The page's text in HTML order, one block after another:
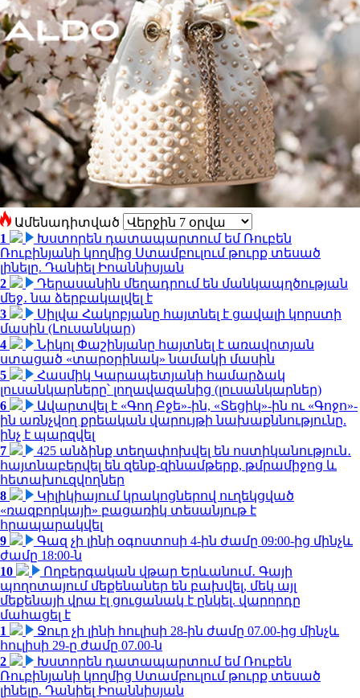
Ամենադիտված
1
Խստորեն դատապարտում եմ Ռուբեն
Ռուբինյանի կողմից Ստամբուլում թուրք տեսած
լինելը. Դանիել Իոաննիսյան
2
Դերասանին մեղադրում են մանկապղծության
մեջ․ նա ձերբակալվել է
3
Սիլվա Հակոբյանը հայտնել է ցավալի կորստի
մասին (Լուսանկար)
4
Նիկոլ Փաշինյանը հայտնել է առավոտյան
ստացած «տարօրինակ» նամակի մասին
5
Հասմիկ Կարապետյանի համարձակ
լուսանկարները՝ լողավազանից (լուսանկարներ)
6
Ավարտվել է «Գող Բջե»-ին, «Տեցիկ»-ին ու «Գոջո»-
ին առնչվող քրեական վարույթի նախաքննությունը.
ինչ է պարզվել
7
425 անձինք տեղափոխվել են ոստիկանություն․
հայտնաբերվել են զենք-զինամթերք, թմրամիջոց և
հետախուզվողներ
8
Կիլիկիայում կրակոցներով ուղեկցված
«ռազբորկայի» բացառիկ տեսանյութ է
հրապարակվել
9
Գազ չի լինի օգոստոսի 4-ին ժամը 09:00-ից մինչև
ժամը 18:00-ն
10
Ողբերգական վթար Երևանում․ Գայի
պողոտայում մեքենաներ են բախվել, մեկ այլ
մեքենայի վրա էլ ցուցանակ է ընկել. վարորդը
մահացել է
1
Ջուր չի լինի հուլիսի 28-ին ժամը 07.00-ից մինչև
հուլիսի 29-ը ժամը 07.00-ն
2
Խստորեն դատապարտում եմ Ռուբեն
Ռուբինյանի կողմից Ստամբուլում թուրք տեսած
լինելը. Դանիել Իոաննիսյան